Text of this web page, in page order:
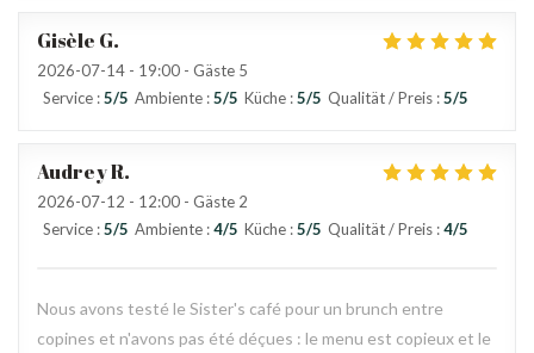
Gisèle G
2026-07-14 - 19:00 - Gäste 5
Service :5/5 Ambiente :5/5 Küche :5/5 Qualität / Preis :5/5
AudreyR
2026-07-12 - 12:00 - Gäste 2
Service :5/5 Ambiente :4/5 Küche :5/5 Qualität / Preis :4/5
Nous avons testé le Sister's café pour un brunch entre
copines et n'avons pas été déçues : le menu est copieux et le